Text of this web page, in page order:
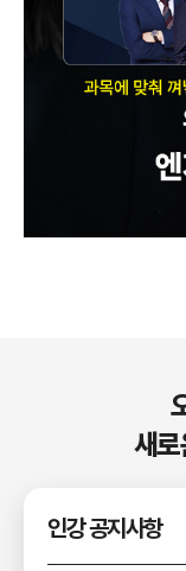
새
인강 공지사항